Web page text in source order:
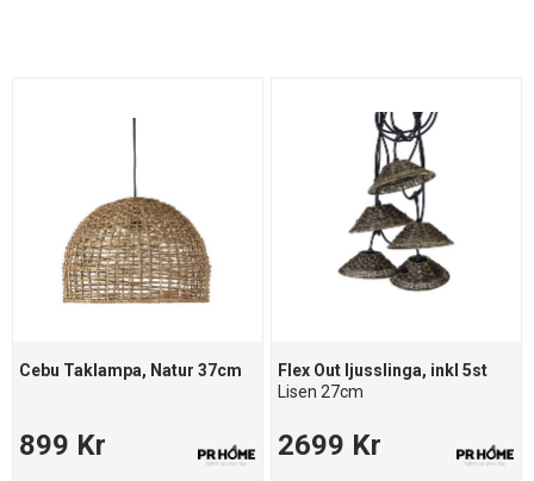
Cebu Taklampa, Natur 37cm
899 Kr
Flex Out ljusslinga, inkl 5st
Lisen 27cm
2699 Kr